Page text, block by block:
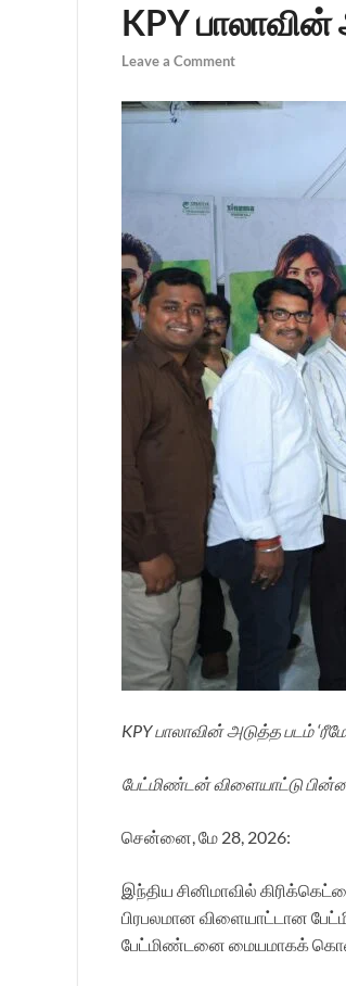
KPY
Leave a Comment
KPY பாலாவின் அடுத்த படம்
பேட்மிண்டன் விளையாட்டு
சென்னை, மே 28, 2026:
இந்திய சினிமாவில்
பிரபலமான விளையாட்டான
பேட்மிண்டனை மையமாகக்